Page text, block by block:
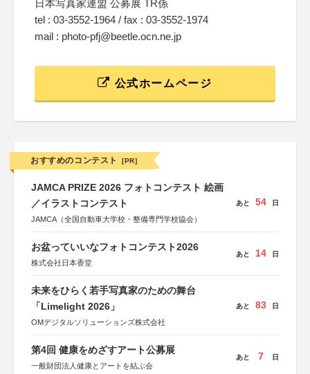
日本写真家連盟 公募展 TR係
tel : 03-3552-1964 / fax : 03-3552-1974
mail : photo-pfj@beetle.ocn.ne.jp
公式ホームページ
おすすめのコンテスト [PR]
JAMCA PRIZE 2026 フォトコンテスト 絵画
／イラストコンテスト
JAMCA（全国自動車大学校・整備専門学校協会）
あと 54 日
お盆っていいなフォトコンテスト2026
株式会社日本香堂
あと 14 日
未来をひらく若手写真家のための舞台
「Limelight 2026」
OMデジタルソリューションズ株式会社
あと 83 日
第4回 健康をめざすアート公募展
一般財団法人健康とアートを結ぶ会
あと 7 日